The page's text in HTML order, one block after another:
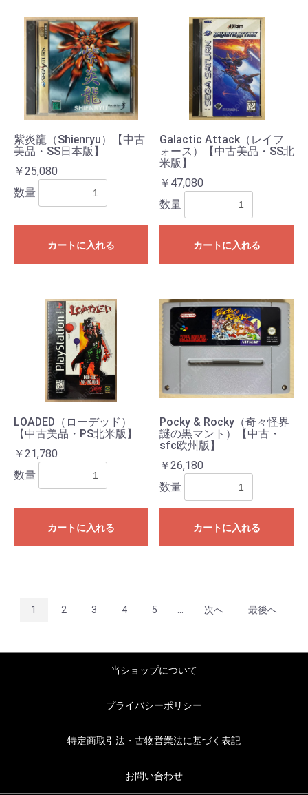
紫炎龍（Shienryu）【中古
美品・SS日本版】
￥25,080
数量
カートに入れる
Galactic Attack（レイフ
ォース）【中古美品・SS北
米版】
￥47,080
数量
カートに入れる
LOADED（ローデッド）
【中古美品・PS北米版】
￥21,780
数量
カートに入れる
Pocky & Rocky（奇々怪界
謎の黒マント）【中古・
sfc欧州版】
￥26,180
数量
カートに入れる
1 2 3 4 5 次へ 最後へ
当ショップについて
プライバシーポリシー
特定商取引法・古物営業法に基づく表記
お問い合わせ